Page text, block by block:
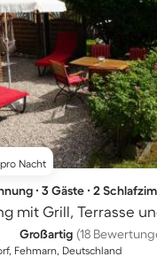
pro Nacht
∙ 3 Gäste ∙ 2
mit Grill, Terrasse
Großartig (18
Fehmarn, Deutschland